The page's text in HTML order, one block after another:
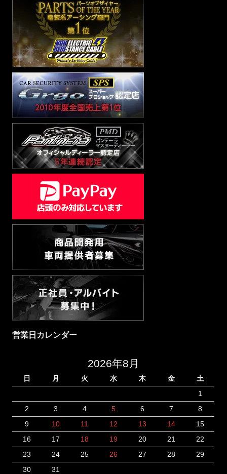
営業日カレンダー
2026年8月
日 月 火 水 木 金
土
1
2
3 4 5 6 7
8
9
10 11 12 13 14
15
16
17 18 19 20 21
22
23
24 25 26 27 28
29
30
31